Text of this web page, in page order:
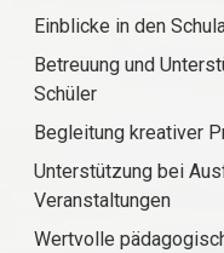
Einblicke in den
Betreuung und
Schüler
Begleitung kreativer
Unterstützung bei
Veranstaltungen
Wertvolle